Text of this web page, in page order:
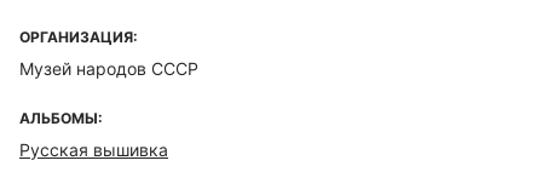
ОРГАНИЗАЦИЯ:
Музей народов СССР
АЛЬБОМЫ:
Русская вышивка